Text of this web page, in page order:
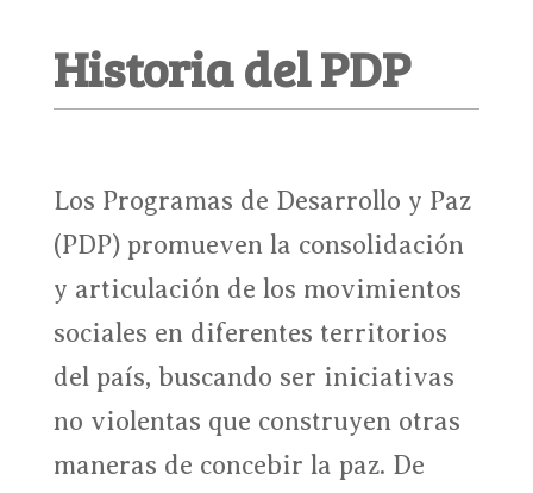
Historia del PDP
Los Programas de Desarrollo y Paz
(PDP) promueven la consolidación
y articulación de los movimientos
sociales en diferentes territorios
del país, buscando ser iniciativas
no violentas que construyen otras
maneras de concebir la paz. De